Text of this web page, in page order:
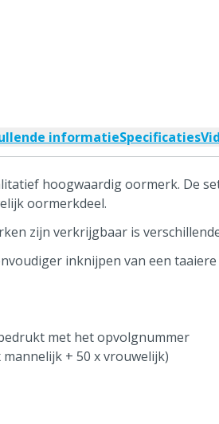
informatieSpecificaties
hoogwaardig oormerk. De
oormerkdeel.
zijn verkrijgbaar is
inknijpen van een
met het opvolgnummer
mannelijk + 50 x vrouwelijk)